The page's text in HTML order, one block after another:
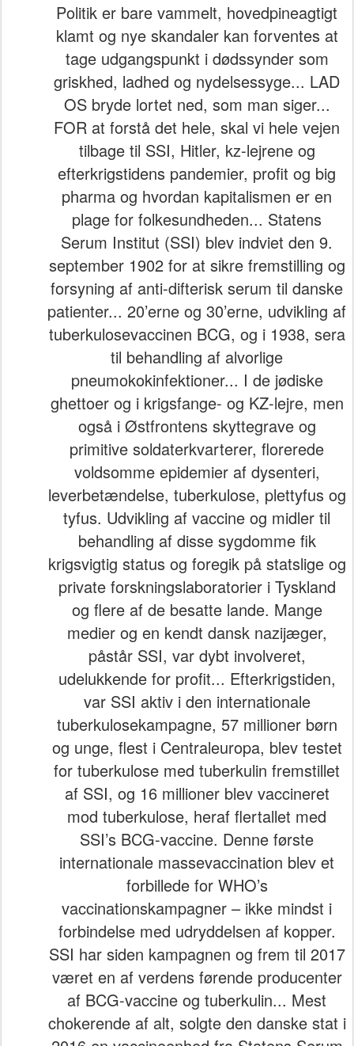
Politik er bare vammelt, hovedpineagtigt
klamt og nye skandaler kan forventes at
tage udgangspunkt i dødssynder som
griskhed, ladhed og nydelsessyge... LAD
OS bryde lortet ned, som man siger...
FOR at forstå det hele, skal vi hele vejen
tilbage til SSI, Hitler, kz-lejrene og
efterkrigstidens pandemier, profit og big
pharma og hvordan kapitalismen er en
plage for folkesundheden... Statens
Serum Institut (SSI) blev indviet den 9.
september 1902 for at sikre fremstilling og
forsyning af anti-difterisk serum til danske
patienter... 20’erne og 30’erne, udvikling af
tuberkulosevaccinen BCG, og i 1938, sera
til behandling af alvorlige
pneumokokinfektioner... I de jødiske
ghettoer og i krigsfange- og KZ-lejre, men
også i Østfrontens skyttegrave og
primitive soldaterkvarterer, florerede
voldsomme epidemier af dysenteri,
leverbetændelse, tuberkulose, plettyfus og
tyfus. Udvikling af vaccine og midler til
behandling af disse sygdomme fik
krigsvigtig status og foregik på statslige og
private forskningslaboratorier i Tyskland
og flere af de besatte lande. Mange
medier og en kendt dansk nazijæger,
påstår SSI, var dybt involveret,
udelukkende for profit... Efterkrigstiden,
var SSI aktiv i den internationale
tuberkulosekampagne, 57 millioner børn
og unge, flest i Centraleuropa, blev testet
for tuberkulose med tuberkulin fremstillet
af SSI, og 16 millioner blev vaccineret
mod tuberkulose, heraf flertallet med
SSI’s BCG-vaccine. Denne første
internationale massevaccination blev et
forbillede for WHO’s
vaccinationskampagner – ikke mindst i
forbindelse med udryddelsen af kopper.
SSI har siden kampagnen og frem til 2017
været en af verdens førende producenter
af BCG-vaccine og tuberkulin... Mest
chokerende af alt, solgte den danske stat i